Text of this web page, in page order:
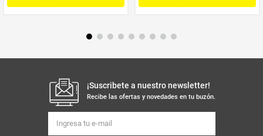
¡Suscribete a nuestro newsletter!
Recibe las ofertas y novedades en tu buzón.